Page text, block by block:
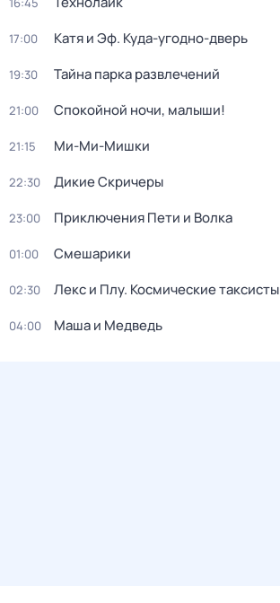
17:00 Катя и Эф. Куда-угодно-дверь
19:30 Тайна парка развлечений
21:00 Спокойной ночи, малыши!
21:15 Ми-Ми-Мишки
22:30 Дикие Скричеры
23:00 Приключения Пети и Волка
01:00 Смешарики
02:30 Лекс и Плу. Космические таксисты
04:00 Маша и Медведь